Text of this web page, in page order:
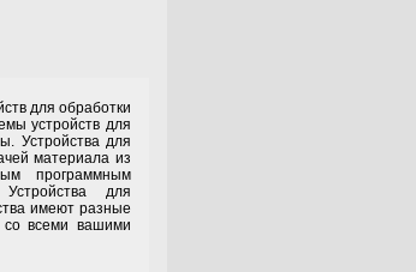
для обработки
устройств для
Устройства для
материала из
программным
для
имеют разные
всеми вашими